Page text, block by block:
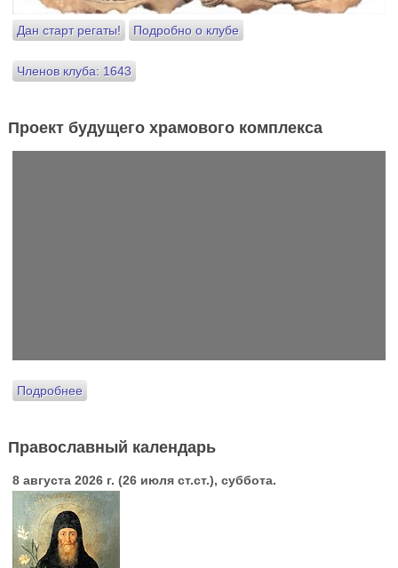
Дан старт регаты! Подробно о клубе
Членов клуба: 1643
Проект будущего храмового комплекса
Подробнее
Православный календарь
8 августа 2026 г. (26 июля ст.ст.), суббота.